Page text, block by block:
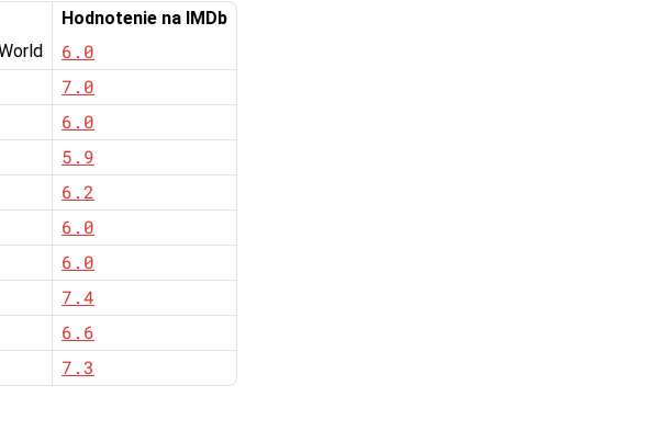
Hodnotenie na IMDb
6.0
7.0
6.0
5.9
6.2
6.0
6.0
7.4
6.6
7.3